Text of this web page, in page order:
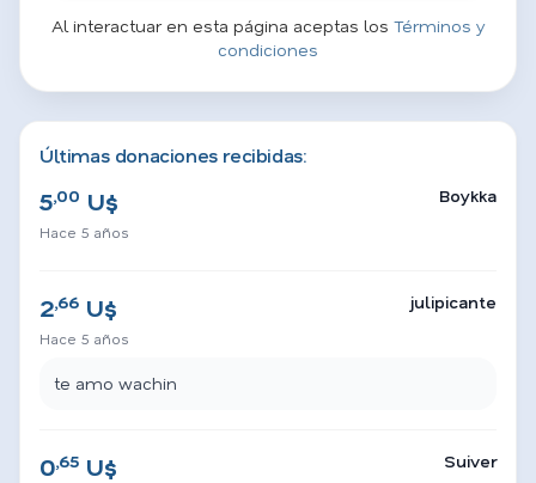
Al interactuar en esta página aceptas los Términos y
condiciones
Últimas donaciones recibidas:
5,00 U$
Hace 5 años
Boykka
2,66 U$
Hace 5 años
julipicante
te amo wachin
0,65 U$ Suiver